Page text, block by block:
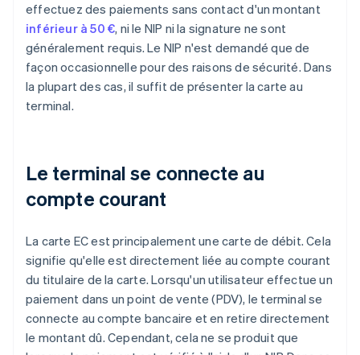
effectuez des paiements sans contact d'un montant
inférieur à 50 €, ni le NIP ni la signature ne sont
généralement requis. Le NIP n'est demandé que de
façon occasionnelle pour des raisons de sécurité. Dans
la plupart des cas, il suffit de présenter la carte au
terminal.
Le terminal se connecte au
compte courant
La carte EC est principalement une carte de débit. Cela
signifie qu'elle est directement liée au compte courant
du titulaire de la carte. Lorsqu'un utilisateur effectue un
paiement dans un point de vente (PDV), le terminal se
connecte au compte bancaire et en retire directement
le montant dû. Cependant, cela ne se produit que